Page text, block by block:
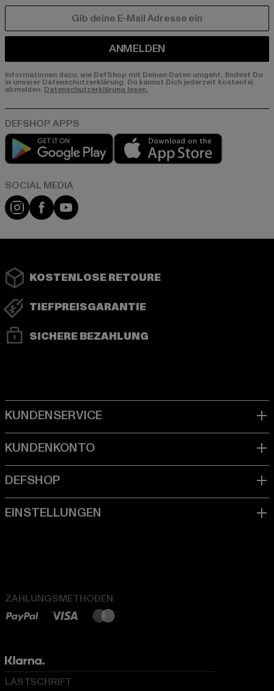
ANMELDEN
Informationen dazu, wie DefShop mit Deinen Daten umgeht, findest Du
in unserer Datenschutzerklärung. Du kannst Dich jederzeit kostenfei
abmelden. Datenschutzerklärung lesen.
Play market
Instagram
FacebookYouTube
KOSTENLOSE RETOURE
TIEFPREISGARANTIE
SICHERE BEZAHLUNG
ZAHLUNGSMETHODEN
LASTSCHRIFT